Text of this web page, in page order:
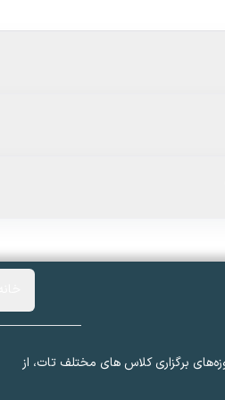
برگزاری کلاس ‌های مختلف تات، از